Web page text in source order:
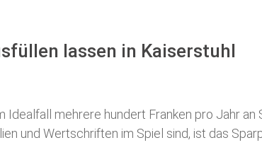
lassen in Kaiserstuhl
Idealfall mehrere hundert Franken pro Jahr an
und Wertschriften im Spiel sind, ist das